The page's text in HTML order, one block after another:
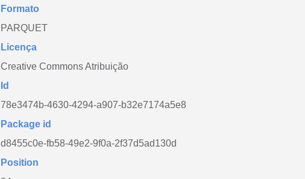
Formato
PARQUET
Licença
Creative Commons Atribuição
Id
78e3474b-4630-4294-a907-b32e7174a5e8
Package id
d8455c0e-fb58-49e2-9f0a-2f37d5ad130d
Position